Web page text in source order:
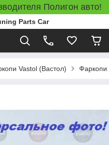
Полигон авто!
Parts Car
Vastol (Вастол) Фаркопи